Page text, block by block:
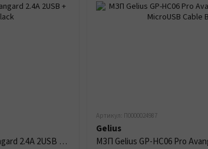
МЗП Gelius GP-HC06 Pro Avangard 2.4A 2USB + Type-C Cable Black
Артикул: П0000024987
Gelius